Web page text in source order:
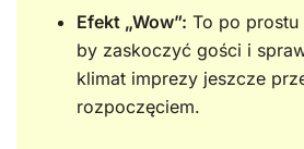
Efekt „Wow”: To po
by zaskoczyć gości i
klimat imprezy jeszcze
rozpoczęciem.